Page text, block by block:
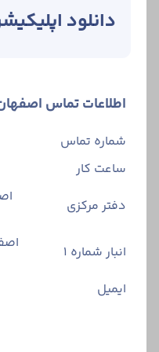
دانلود
اطلاعات تماس
شماره تماس
ساعت کار
دفتر مرکزی
انبار شماره 1
ایمیل